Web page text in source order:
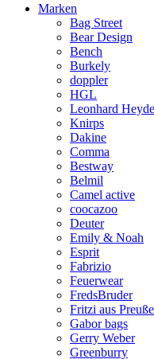
Marken
Bag Street
Bear Design
Bench
Burkely
doppler
HGL
Leonhard
Knirps
Dakine
Comma
Bestway
Belmil
Camel active
coocazoo
Deuter
Emily & Noah
Esprit
Fabrizio
Feuerwear
FredsBruder
Fritzi aus
Gabor bags
Gerry Weber
Greenburry